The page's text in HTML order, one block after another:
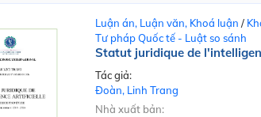
Luận án, Luận văn, Khoá luận /
Tư pháp Quốc tế - Luật so sánh
Statut juridique de
Tác giả:
Đoàn, Linh Trang
Nhà xuất bản: